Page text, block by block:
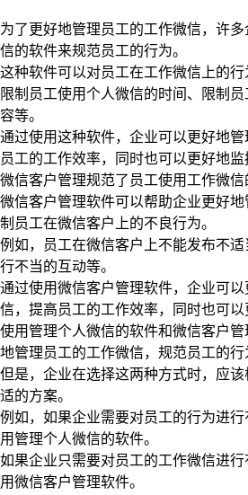
为了更好地管理员工的工作微信，许
信的软件来规范员工的行为。
这种软件可以对员工在工作微信上的
限制员工使用个人微信的时间、限制
容等。
通过使用这种软件，企业可以更好地
员工的工作效率，同时也可以更好地监
微信客户管理规范了员工使用工作微信
微信客户管理软件可以帮助企业更好
制员工在微信客户上的不良行为。
例如，员工在微信客户上不能发布不
行不当的互动等。
通过使用微信客户管理软件，企业可
信，提高员工的工作效率，同时也可以
使用管理个人微信的软件和微信客户
地管理员工的工作微信，规范员工的行
但是，企业在选择这两种方式时，应
适的方案。
例如，如果企业需要对员工的行为进
用管理个人微信的软件。
如果企业只需要对员工的工作微信进
用微信客户管理软件。